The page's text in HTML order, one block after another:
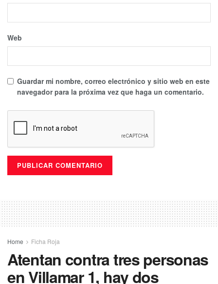
Web
Guardar mi nombre, correo electrónico y sitio web en este
navegador para la próxima vez que haga un comentario.
Home Ficha Roja
Atentan contra tres personas
en Villamar 1, hay dos